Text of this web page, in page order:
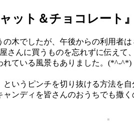
ット＆チョコレート』
木でしたが、午後からの利用
さんに買うものを忘れずに伝
れている風景もありました。(*^-
いうピンチを切り抜ける方法を
ンディを皆さんのおうちでも撒